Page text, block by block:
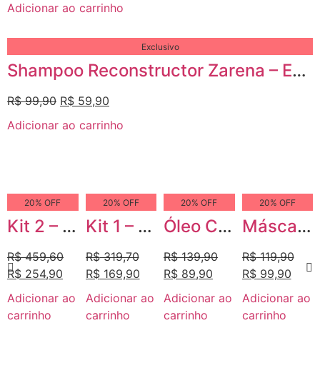
Adicionar ao carrinho
Exclusivo
Shampoo Reconstructor Zarena – Extrato de Mel e Manteiga de Karité
R$99,90 R$ 59,90
Adicionar ao carrinho
20% OFF
Kit 2 – Reconstrução Intensiva Premium
R$459,60
R$ 254,90
Adicionar ao
carrinho
20% OFF
Kit 1 – Reconstrução e Nutrição Completa
R$319,70
R$169,90
Adicionar ao
carrinho
20% OFF
Óleo Concentrado Reconstructor Zarena – Macadâmia e Argan
R$139,90
R$ 89,90
Adicionar ao
carrinho
20% OFF
Máscara de Proteínas & Colágeno+ Zarena
R$119,90
R$99,90
Adicionar ao
carrinho